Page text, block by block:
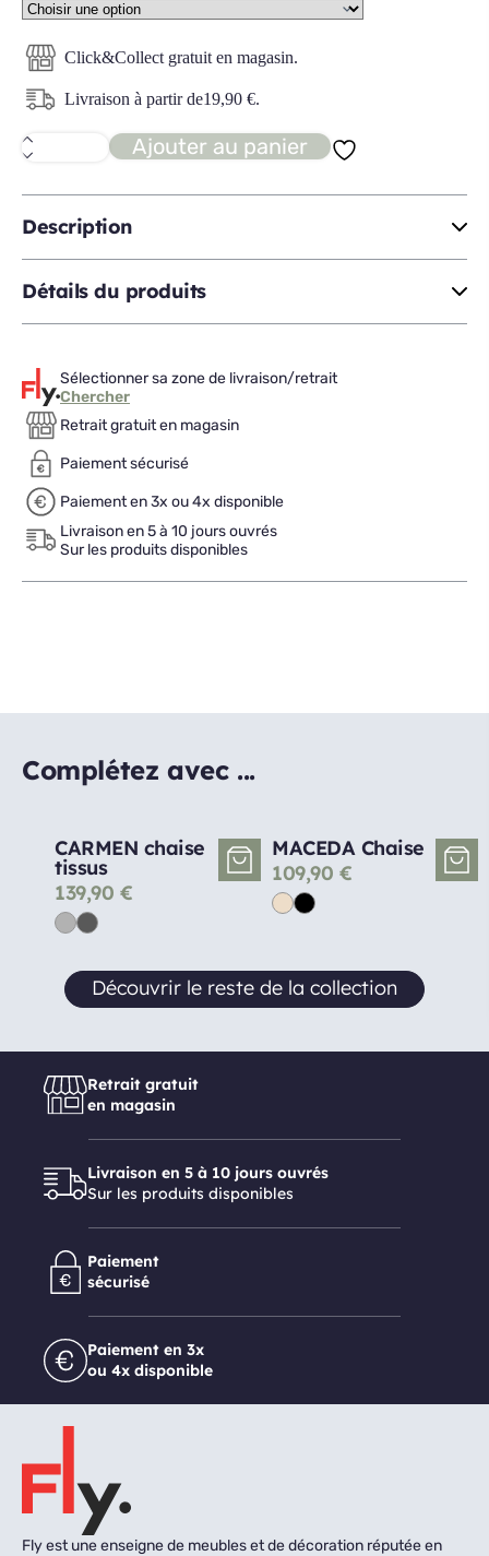
Click&Collect gratuit en magasin.
Livraison à partir de19,90 €.
quantité
de
chaise
tissus
Ajouter au panier
Description
Détails du produits
Sélectionner sa zone de livraison/retrait
Chercher
Retrait gratuit en magasin
Paiement sécurisé
Paiement en 3x ou 4x disponible
Livraison en 5 à 10 jours ouvrés
Sur les produits disponibles
Complétez avec ...
CARMEN chaise
tissus
139,90 €
MACEDA Chaise
109,90 €
Découvrir le reste de la collection
Retrait gratuit
en magasin
Livraison en 5 à 10 jours ouvrés
Sur les produits disponibles
Paiement
sécurisé
Paiement en 3x
ou 4x disponible
Fly est une enseigne de meubles et de décoration réputée en